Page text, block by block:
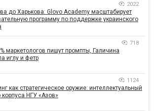
2022
до Харькова: Glovo Academy масштабирует
программу по поддержке украинского
718
маркетологов пишут промпты, Галичина
иглу и фетр
1124
как стратегическое оружие: интеллектуальный
корпуса НГУ «Азов»